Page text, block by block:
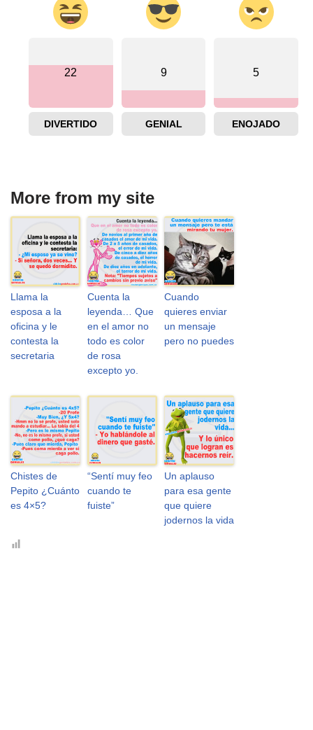
22
DIVERTIDO
9
GENIAL
5
ENOJADO
More from my site
Llama la
esposa a la
oficina y le
contesta la
secretaria
Cuenta la
leyenda… Que
en el amor no
todo es color
de rosa
excepto yo.
Cuando
quieres enviar
un mensaje
pero no puedes
Chistes de
Pepito ¿Cuánto
es 4×5?
“Sentí muy feo
cuando te
fuiste”
Un aplauso
para esa gente
que quiere
jodernos la vida